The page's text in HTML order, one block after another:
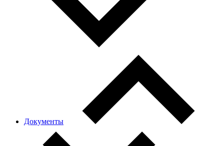
Документы